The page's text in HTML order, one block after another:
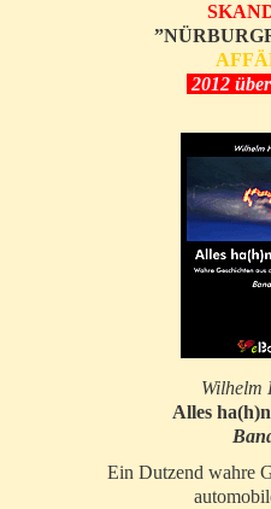
2012
Wilhelm
Alles
Ein Dutzend wahre